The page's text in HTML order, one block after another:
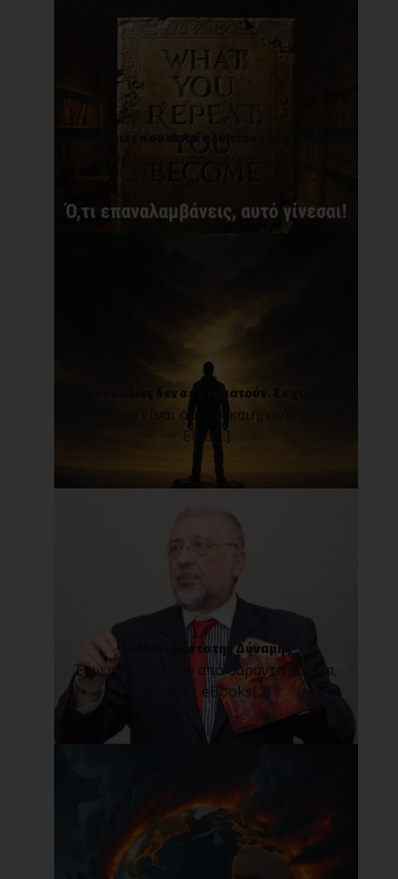
Οι συνήθειες σου αποκαλύπτουν το μέλλον σου.
Οι συνήθειες σου αποκαλύπτουν το μέλλον
Οι δυσκολίες δεν σε σταματούν. Σε χτίζουν!
Η ζωή δεν είναι ούτε δίκαιη, ούτε άδικη.
Είνα[...]
Το Μανιφέστο της Δύναμης
Έχω γράψει πάνω από σαράντα βιβλία,
δεκάδες eBooks[...]